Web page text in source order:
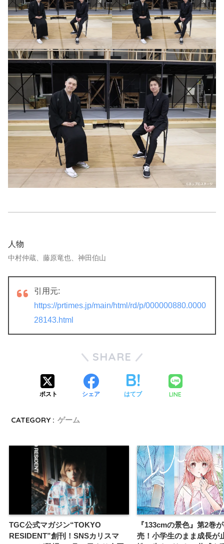
人物
中村仲蔵、藤原竜也、神田伯山
引用元:
https://prtimes.jp/main/html/rd/p/000000880.0000
28143.html
SHARE
ポスト シェア はてブ LINE
CATEGORY : ゲーム
TGC公式マガジン“TOKYO
RESIDENT”創刊！SNSカリスマ
『133cmの景色』第2巻
売！小学生のまま成長が